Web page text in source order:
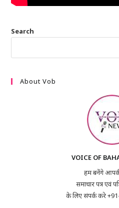
Search
About Vob
VOICE OF
हम बनेंगे
समाचार पत्र एवं
के लिए संपर्क करे